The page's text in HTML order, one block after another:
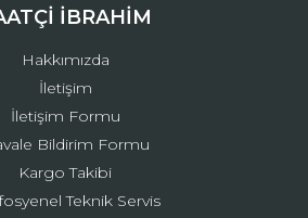
daha pahalı.
Gönder
İBRAHİM
Hakkımızda
İletişim
İletişim Formu
Bildirim Formu
Kargo Takibi
Teknik Servis